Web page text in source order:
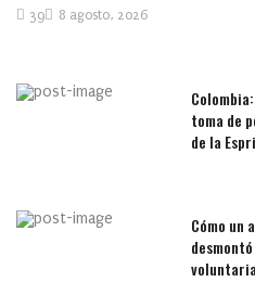
8 agosto, 2026
39
toma de
de la
Cómo un